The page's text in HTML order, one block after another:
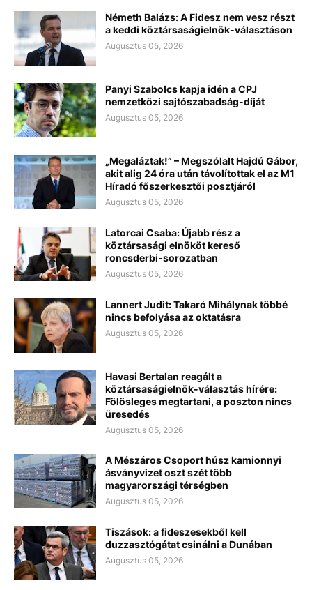
Németh Balázs: A Fidesz nem vesz részt
a keddi köztársaságielnök-választáson
Augusztus 05, 2026
Panyi Szabolcs kapja idén a CPJ
nemzetközi sajtószabadság-díját
Augusztus 05, 2026
„Megaláztak!” – Megszólalt Hajdú Gábor,
akit alig 24 óra után távolítottak el az M1
Híradó főszerkesztői posztjáról
Augusztus 05, 2026
Latorcai Csaba: Újabb rész a
köztársasági elnököt kereső
roncsderbi-sorozatban
Augusztus 05, 2026
Lannert Judit: Takaró Mihálynak többé
nincs befolyása az oktatásra
Augusztus 05, 2026
Havasi Bertalan reagált a
köztársaságielnök-választás hírére:
Fölösleges megtartani, a poszton nincs
üresedés
Augusztus 05, 2026
A Mészáros Csoport húsz kamionnyi
ásványvizet oszt szét több
magyarországi térségben
Augusztus 05, 2026
Tiszások: a fideszesekből kell
duzzasztógátat csinálni a Dunában
Augusztus 05, 2026